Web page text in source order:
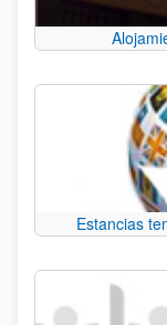
Estancias